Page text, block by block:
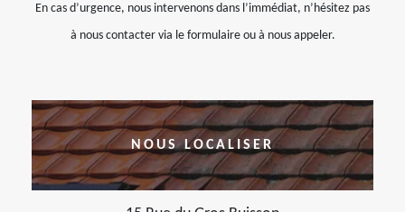
En cas d’urgence, nous intervenons dans l’immédiat, n’hésitez pas
à nous contacter via le formulaire ou à nous appeler.
NOUS LOCALISER